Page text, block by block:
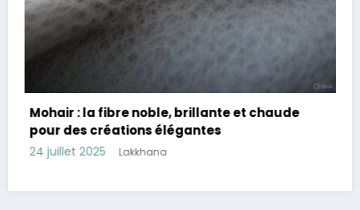
chaude
Cachemire : la fibre d’exception
douceur, chaleur et élégance
23 juillet 2025